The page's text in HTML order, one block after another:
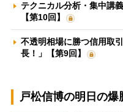
テクニカル分析・集中講
【第10回】
不透明相場に勝つ信用取
長！」【第9回】
戸松信博の明日の爆